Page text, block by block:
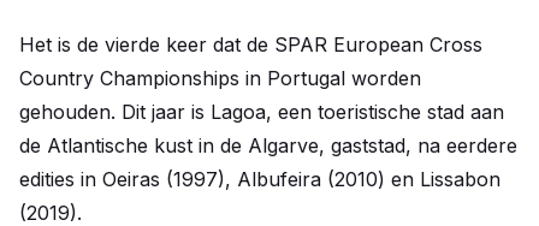
Het is de vierde keer dat de SPAR European Cross
Country Championships in Portugal worden
gehouden. Dit jaar is Lagoa, een toeristische stad aan
de Atlantische kust in de Algarve, gaststad, na eerdere
edities in Oeiras (1997), Albufeira (2010) en Lissabon
(2019).